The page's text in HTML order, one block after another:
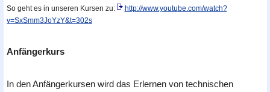
So geht es in unseren Kursen zu:
http://www.youtube.com/watch?
v=SxSmm3JoYzY&t=302s
Anfängerkurs
In den Anfängerkursen wird das Erlernen von technischen